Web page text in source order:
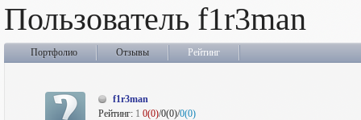
Пользователь f1r3man
Портфолио Отзывы Рейтинг
f1r3man
Рейтинг: 1 0(0)/0(0)/0(0)